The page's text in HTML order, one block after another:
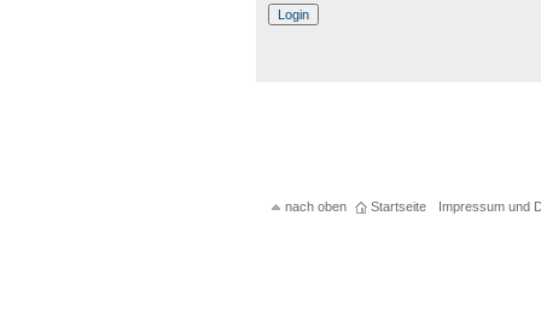
nach oben Startseite Impressum und